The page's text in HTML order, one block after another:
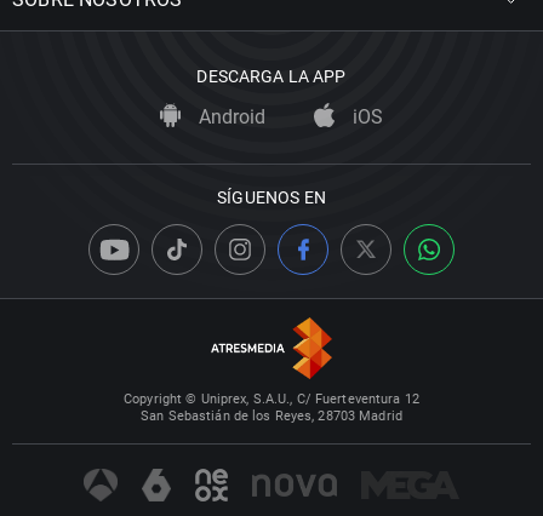
DESCARGA LA APP
Android iOS
SÍGUENOS EN
Copyright © Uniprex, S.A.U., C/ Fuerteventura 12
San Sebastián de los Reyes, 28703 Madrid